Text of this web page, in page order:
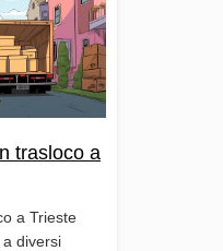
trasloco a
a Trieste
diversi